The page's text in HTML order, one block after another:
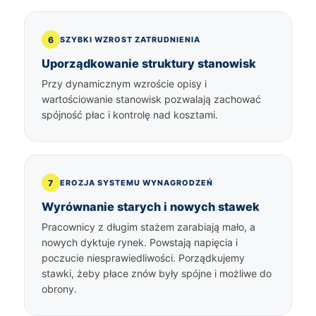
6 SZYBKI WZROST ZATRUDNIENIA
Uporządkowanie struktury stanowisk
Przy dynamicznym wzroście opisy i
wartościowanie stanowisk pozwalają zachować
spójność płac i kontrolę nad kosztami.
7 EROZJA SYSTEMU WYNAGRODZEŃ
Wyrównanie starych i nowych stawek
Pracownicy z długim stażem zarabiają mało, a
nowych dyktuje rynek. Powstają napięcia i
poczucie niesprawiedliwości. Porządkujemy
stawki, żeby płace znów były spójne i możliwe do
obrony.